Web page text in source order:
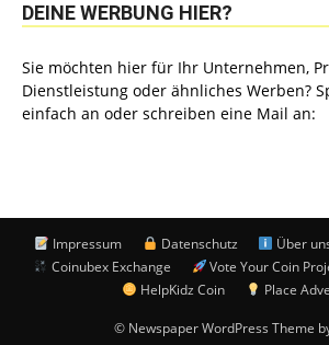
DEINE WERBUNG HIER?
Sie möchten hier für Ihr Unternehmen,
Dienstleistung oder ähnliches Werben?
einfach an oder schreiben eine Mail an:
Impressum Datenschutz Über
Coinubex Exchange
Vote Your Coin
HelpKidz Coin
Place
© Newspaper WordPress Theme